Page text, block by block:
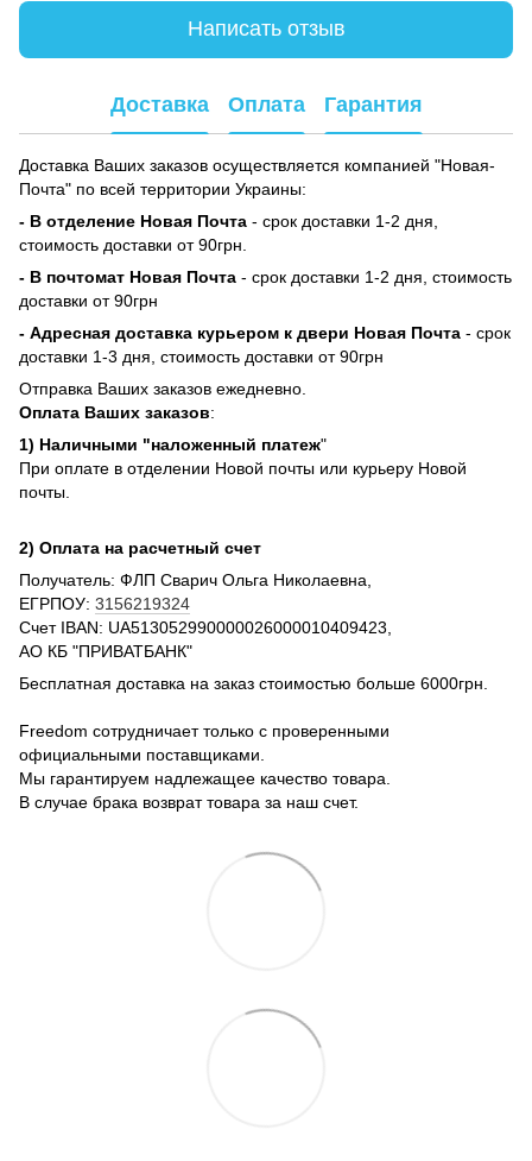
Написать отзыв
Доставка Оплата Гарантия
Доставка Ваших заказов осуществляется компанией "Новая-
Почта" по всей территории Украины:
- В отделение Новая Почта - срок доставки 1-2 дня,
стоимость доставки от 90грн.
- В почтомат Новая Почта - срок доставки 1-2 дня, стоимость
доставки от 90грн
- Адресная доставка курьером к двери Новая Почта - срок
доставки 1-3 дня, стоимость доставки от 90грн
Отправка Ваших заказов ежедневно.
Оплата Ваших заказов:
1) Наличными "наложенный платеж"
При оплате в отделении Новой почты или курьеру Новой
почты.
2) Оплата на расчетный счет
Получатель: ФЛП Сварич Ольга Николаевна,
ЕГРПОУ: 3156219324
Счет IBAN: UA513052990000026000010409423,
АО КБ "ПРИВАТБАНК"
Бесплатная доставка на заказ стоимостью больше 6000грн.
Freedom сотрудничает только с проверенными
официальными поставщиками.
Мы гарантируем надлежащее качество товара.
В случае брака возврат товара за наш счет.